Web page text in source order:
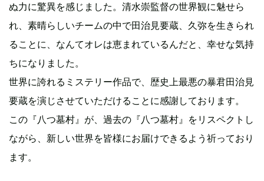
ぬ力に驚異を感じました。清水崇監督の世界観に魅せら
れ、素晴らしいチームの中で田治見要蔵、久弥を生きられ
ることに、なんてオレは恵まれているんだと、幸せな気持
ちになりました。
世界に誇れるミステリー作品で、歴史上最悪の暴君田治見
要蔵を演じさせていただけることに感謝しております。
この『八つ墓村』が、過去の『八つ墓村』をリスペクトし
ながら、新しい世界を皆様にお届けできるよう祈っており
ます。